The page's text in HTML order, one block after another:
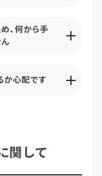
、何から手
か心配です
関して